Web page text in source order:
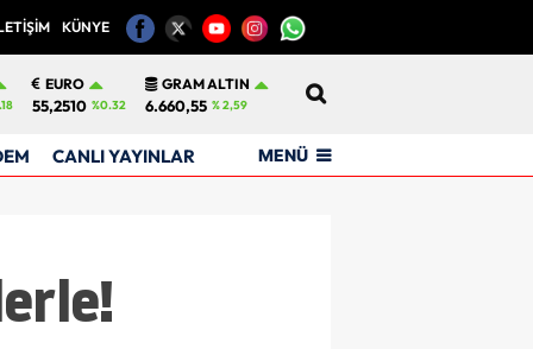
KÜNYE
EURO
55,2510 %0.32
GRAM ALTIN
6.660,55 % 2,59
CANLI YAYINLAR MENÜ